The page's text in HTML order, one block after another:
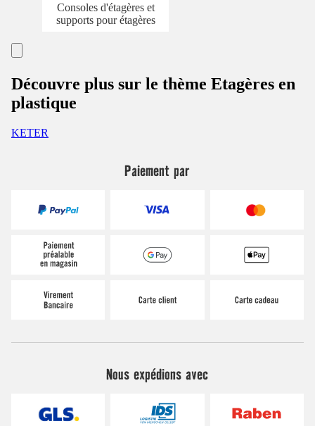
Consoles d'étagères et
supports pour étagères
Découvre plus sur le thème Etagères en
plastique
KETER
Paiement par
Nous expédions avec